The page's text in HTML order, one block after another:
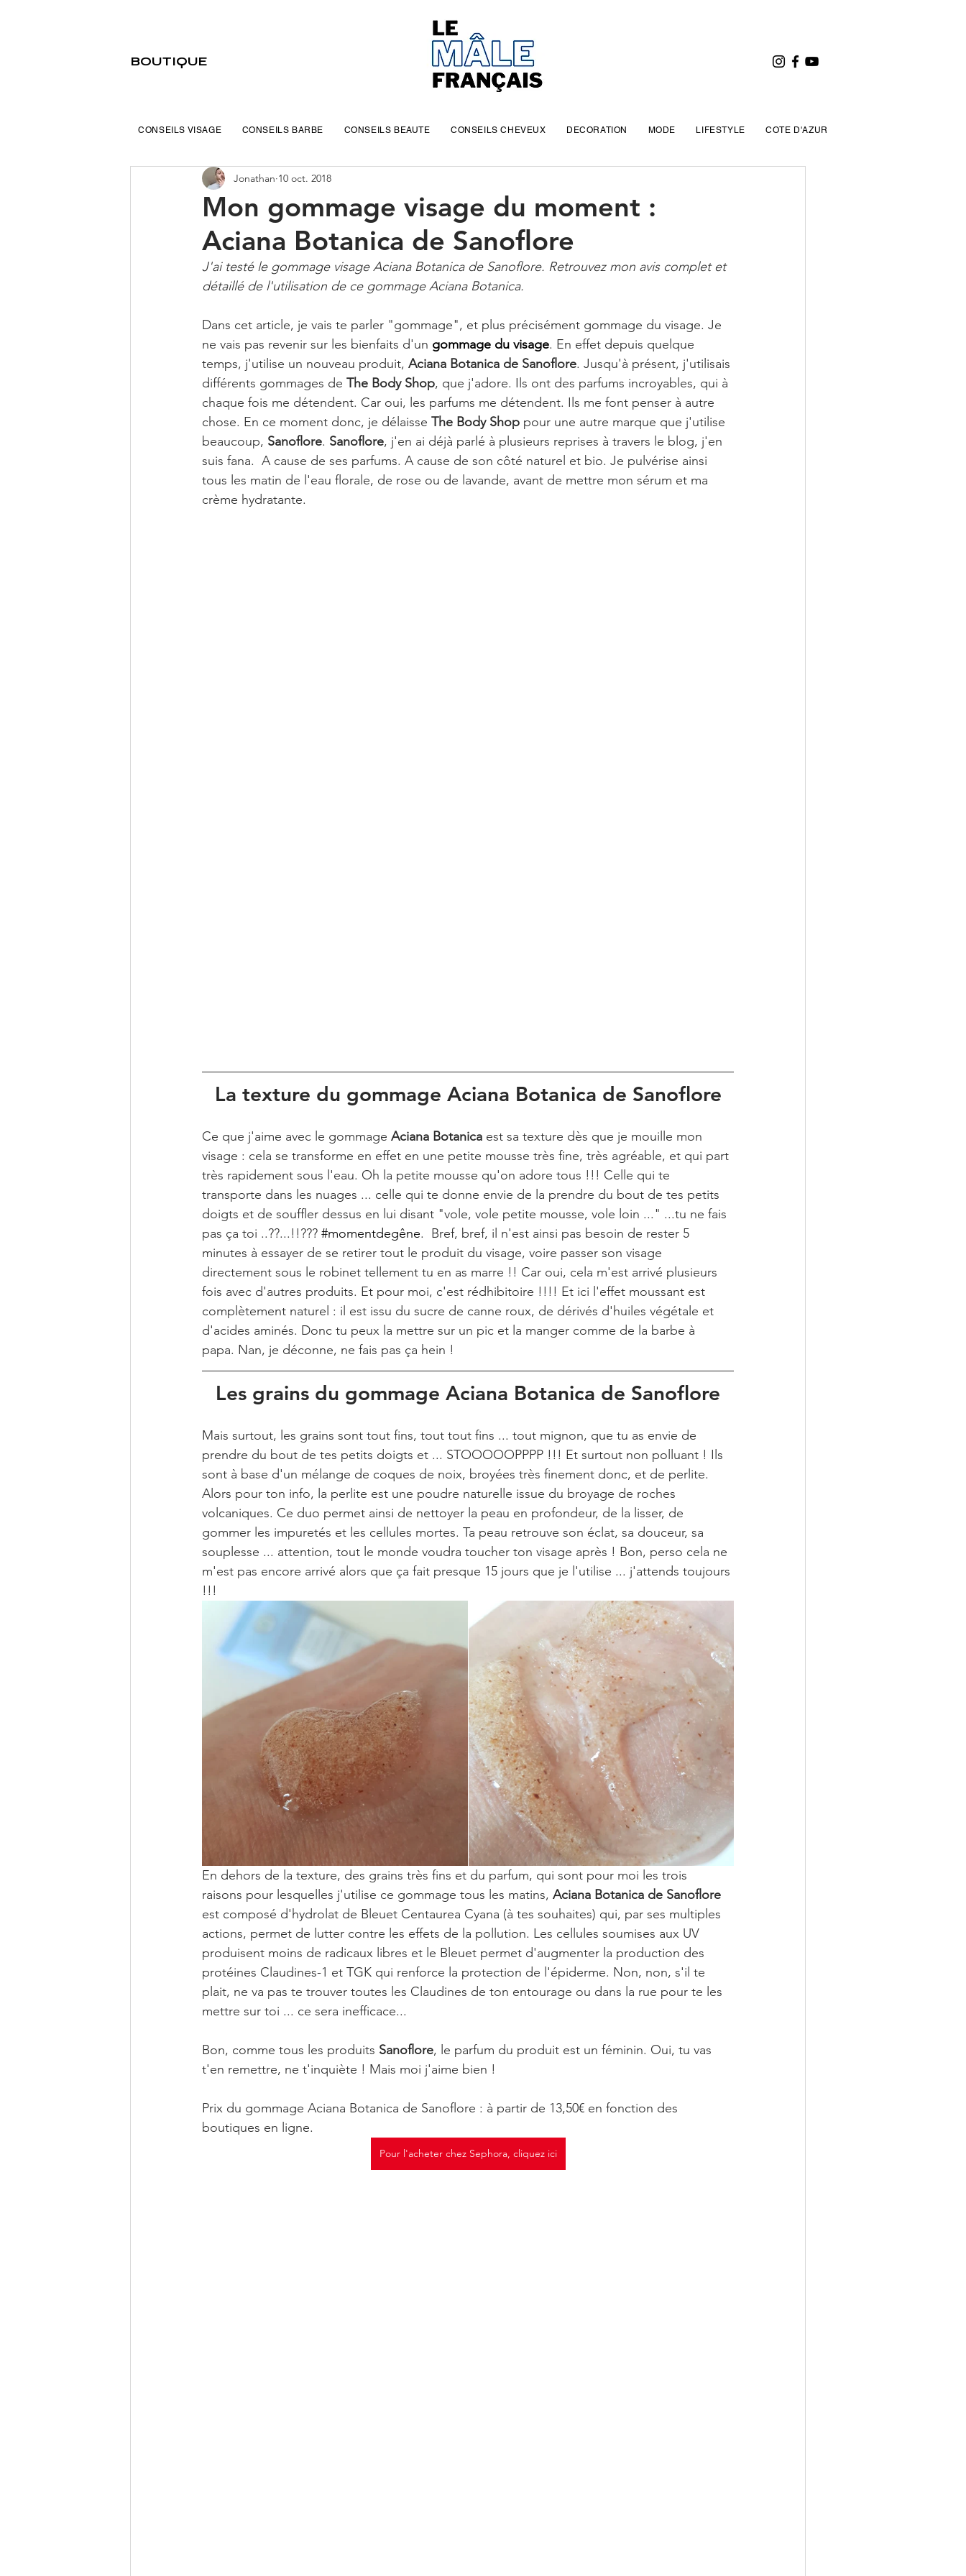
BOUTIQUE
Mon gommage visage du moment :
Aciana Botanica de Sanoflore
Jonathan 10 oct. 2018
J'ai testé le gommage visage Aciana Botanica de Sanoflore. Retrouvez mon avis complet et
détaillé de l'utilisation de ce gommage Aciana Botanica.
Dans cet article, je vais te parler "gommage", et plus précisément gommage du visage. Je
ne vais pas revenir sur les bienfaits d'un gommage du visage. En effet depuis quelque
temps, j'utilise un nouveau produit, Aciana Botanica de Sanoflore. Jusqu'à présent, j'utilisais
différents gommages de The Body Shop, que j'adore. Ils ont des parfums incroyables, qui à
chaque fois me détendent. Car oui, les parfums me détendent. Ils me font penser à autre
chose. En ce moment donc, je délaisse The Body Shop pour une autre marque que j'utilise
beaucoup, Sanoflore. Sanoflore, j'en ai déjà parlé à plusieurs reprises à travers le blog, j'en
suis fana.  A cause de ses parfums. A cause de son côté naturel et bio. Je pulvérise ainsi
tous les matin de l'eau florale, de rose ou de lavande, avant de mettre mon sérum et ma
crème hydratante.
La texture du gommage Aciana Botanica de Sanoflore
Ce que j'aime avec le gommage Aciana Botanica est sa texture dès que je mouille mon
visage : cela se transforme en effet en une petite mousse très fine, très agréable, et qui part
très rapidement sous l'eau. Oh la petite mousse qu'on adore tous !!! Celle qui te
transporte dans les nuages ... celle qui te donne envie de la prendre du bout de tes petits
doigts et de souffler dessus en lui disant "vole, vole petite mousse, vole loin ..." ...tu ne fais
pas ça toi ..??...!!??? #momentdegêne.  Bref, bref, il n'est ainsi pas besoin de rester 5
minutes à essayer de se retirer tout le produit du visage, voire passer son visage
directement sous le robinet tellement tu en as marre !! Car oui, cela m'est arrivé plusieurs
fois avec d'autres produits. Et pour moi, c'est rédhibitoire !!!! Et ici l'effet moussant est
complètement naturel : il est issu du sucre de canne roux, de dérivés d'huiles végétale et
d'acides aminés. Donc tu peux la mettre sur un pic et la manger comme de la barbe à
papa. Nan, je déconne, ne fais pas ça hein !
Les grains du gommage Aciana Botanica de Sanoflore
Mais surtout, les grains sont tout fins, tout tout fins ... tout mignon, que tu as envie de
prendre du bout de tes petits doigts et ... STOOOOOPPPP !!! Et surtout non polluant ! Ils
sont à base d'un mélange de coques de noix, broyées très finement donc, et de perlite.
Alors pour ton info, la perlite est une poudre naturelle issue du broyage de roches
volcaniques. Ce duo permet ainsi de nettoyer la peau en profondeur, de la lisser, de
gommer les impuretés et les cellules mortes. Ta peau retrouve son éclat, sa douceur, sa
souplesse ... attention, tout le monde voudra toucher ton visage après ! Bon, perso cela ne
m'est pas encore arrivé alors que ça fait presque 15 jours que je l'utilise ... j'attends toujours
!!!
En dehors de la texture, des grains très fins et du parfum, qui sont pour moi les trois
raisons pour lesquelles j'utilise ce gommage tous les matins, Aciana Botanica de Sanoflore
est composé d'hydrolat de Bleuet Centaurea Cyana (à tes souhaites) qui, par ses multiples
actions, permet de lutter contre les effets de la pollution. Les cellules soumises aux UV
produisent moins de radicaux libres et le Bleuet permet d'augmenter la production des
protéines Claudines-1 et TGK qui renforce la protection de l'épiderme. Non, non, s'il te
plait, ne va pas te trouver toutes les Claudines de ton entourage ou dans la rue pour te les
mettre sur toi ... ce sera inefficace...
Bon, comme tous les produits Sanoflore, le parfum du produit est un féminin. Oui, tu vas
t'en remettre, ne t'inquiète ! Mais moi j'aime bien !
Prix du gommage Aciana Botanica de Sanoflore : à partir de 13,50€ en fonction des
boutiques en ligne.
Pour l'acheter chez Sephora, cliquez ici
CONSEILS VISAGE CONSEILS BARBE CONSEILS BEAUTE CONSEILS CHEVEUX DECORATION MODE LIFESTYLE COTE D'AZUR